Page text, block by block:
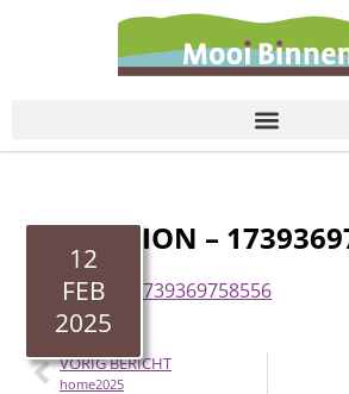
12
FEB
2025
ANIMATION –
Animation - 1739369758556
VORIG BERICHT
home2025